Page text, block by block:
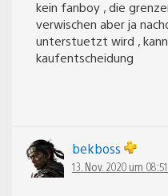
kein fanboy , die
verwischen aber ja
unterstuetzt wird ,
kaufentscheidung
bekboss
13. Nov. 2020 um 08:51